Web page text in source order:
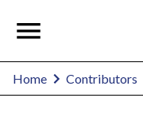
Home Contributors